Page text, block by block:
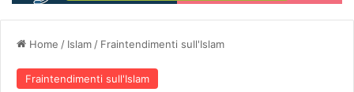
Home / Islam / Fraintendimenti sull'Islam
Fraintendimenti sull'Islam